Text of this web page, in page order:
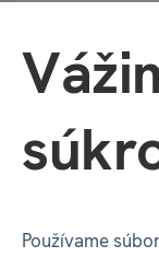
Název
Používame